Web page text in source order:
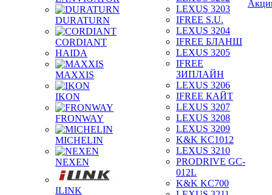
DURATURN
CORDIANT
HAIDA
MAXXIS
IKON
FRONWAY
MICHELIN
NEXEN
ILINK
LEXUS 3203
IFREE S.U.
LEXUS 3204
IFREE БЛАНШ
LEXUS 3205
IFREE
ЗИПЛАЙН
LEXUS 3206
IFREE КАЙТ
LEXUS 3207
LEXUS 3208
LEXUS 3209
K&K KC1012
LEXUS 3210
PRODRIVE GC-
012L
K&K KC700